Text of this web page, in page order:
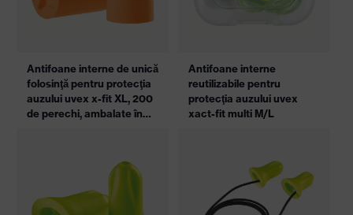
Antifoane interne de unică
folosinţă pentru protecţia
auzului uvex x-fit XL, 200
de perechi, ambalate în
Antifoane interne
reutilizabile pentru
protecţia auzului uvex
xact-fit multi M/L